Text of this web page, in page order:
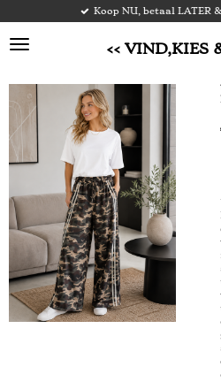
naar
<< VIND,KIES
NU, betaal LATER & draag MORGEN